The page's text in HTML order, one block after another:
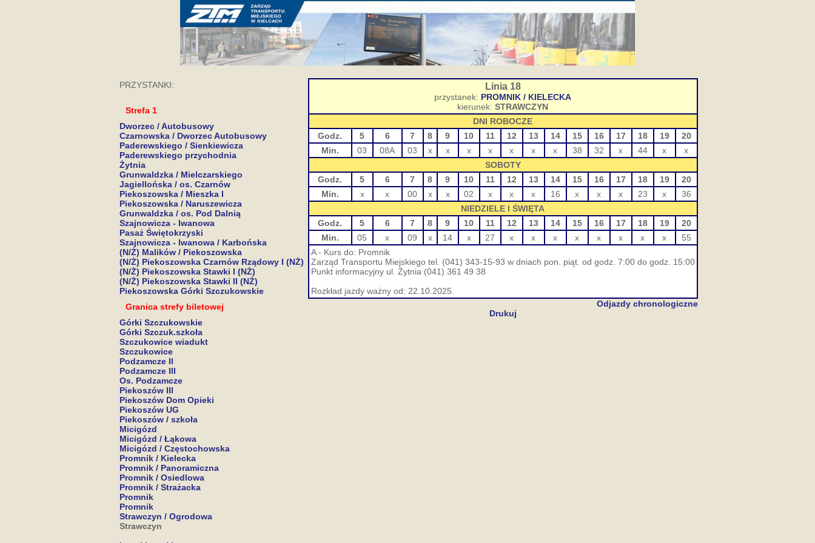
PRZYSTANKI:
Strefa 1
Dworzec / Autobusowy
Czarnowska / Dworzec Autobusowy
Paderewskiego / Sienkiewicza
Paderewskiego przychodnia
Żytnia
Grunwaldzka / Mielczarskiego
Jagiellońska / os. Czarnów
Piekoszowska / Mieszka I
Piekoszowska / Naruszewicza
Grunwaldzka / os. Pod Dalnią
Szajnowicza - Iwanowa
Pasaż Świętokrzyski
Szajnowicza - Iwanowa / Karbońska
(N/Ż) Malików / Piekoszowska
(N/Ż) Piekoszowska Czarnów Rządowy I (NŻ)
(N/Ż) Piekoszowska Stawki I (NŻ)
(N/Ż) Piekoszowska Stawki II (NŻ)
Piekoszowska Górki Szczukowskie
Granica strefy biletowej
Górki Szczukowskie
Górki Szczuk.szkoła
Szczukowice wiadukt
Szczukowice
Podzamcze II
Podzamcze III
Os. Podzamcze
Piekoszów III
Piekoszów Dom Opieki
Piekoszów UG
Piekoszów / szkoła
Micigózd
Micigózd / Łąkowa
Micigózd / Częstochowska
Promnik / Kielecka
Promnik / Panoramiczna
Promnik / Osiedlowa
Promnik / Strażacka
Promnik
Promnik
Strawczyn / Ogrodowa
Strawczyn
Linia 18
przystanek: PROMNIK / KIELECKA
kierunek: STRAWCZYN
DNI ROBOCZE
Godz.
5 6 7 8 9 10 11 12 13 14 15 16 17 18 19
20
Min.
03 08A 03 x x x x x x x 38 32 x 44 x
x
SOBOTY
Godz.
5 6 7 8 9 10 11 12 13 14 15 16 17 18 19
20
Min.
x x 00 x x 02 x x x 16 x x x 23 x
36
NIEDZIELE I ŚWIĘTA
Godz.
5 6 7 8 9 10 11 12 13 14 15 16 17 18 19
20
Min.
05 x 09 x 14 x 27 x x x x x x x x
55
A - Kurs do: Promnik
Zarząd Transportu Miejskiego tel. (041) 343-15-93 w dniach pon. piąt. od godz. 7:00 do godz. 15:00
Punkt informacyjny ul. Żytnia (041) 361 49 38
Rozkład jazdy ważny od: 22.10.2025.
Odjazdy chronologiczne
Drukuj